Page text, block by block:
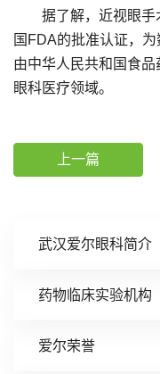
武汉爱尔眼科简介
药物临床实验机构
爱尔荣誉
据了解，近视眼手
国FDA的批准认证，
由中华人民共和国食
眼科医疗领域。
上一篇